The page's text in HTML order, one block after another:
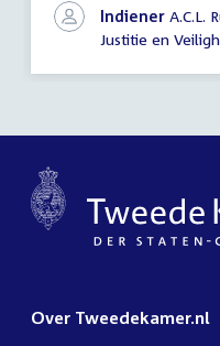
Indiener A.C.L.
Justitie en
Over Tweedekamer.nl